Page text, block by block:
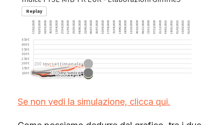
Se non vedi la simulazione, clicca qui.